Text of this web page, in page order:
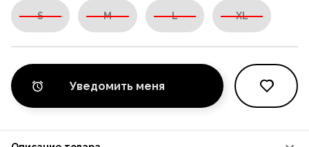
S M L XL
Уведомить меня